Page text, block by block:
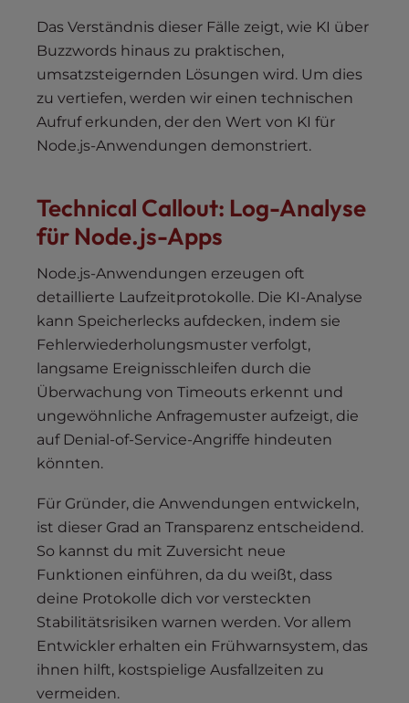
Das Verständnis dieser Fälle zeigt, wie KI über
Buzzwords hinaus zu praktischen,
umsatzsteigernden Lösungen wird. Um dies
zu vertiefen, werden wir einen technischen
Aufruf erkunden, der den Wert von KI für
Node.js-Anwendungen demonstriert.
Technical Callout: Log-Analyse
für Node.js-Apps
Node.js-Anwendungen erzeugen oft
detaillierte Laufzeitprotokolle. Die KI-Analyse
kann Speicherlecks aufdecken, indem sie
Fehlerwiederholungsmuster verfolgt,
langsame Ereignisschleifen durch die
Überwachung von Timeouts erkennt und
ungewöhnliche Anfragemuster aufzeigt, die
auf Denial-of-Service-Angriffe hindeuten
könnten.
Für Gründer, die Anwendungen entwickeln,
ist dieser Grad an Transparenz entscheidend.
So kannst du mit Zuversicht neue
Funktionen einführen, da du weißt, dass
deine Protokolle dich vor versteckten
Stabilitätsrisiken warnen werden. Vor allem
Entwickler erhalten ein Frühwarnsystem, das
ihnen hilft, kostspielige Ausfallzeiten zu
vermeiden.